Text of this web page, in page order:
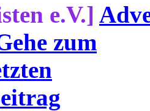
e.V.]